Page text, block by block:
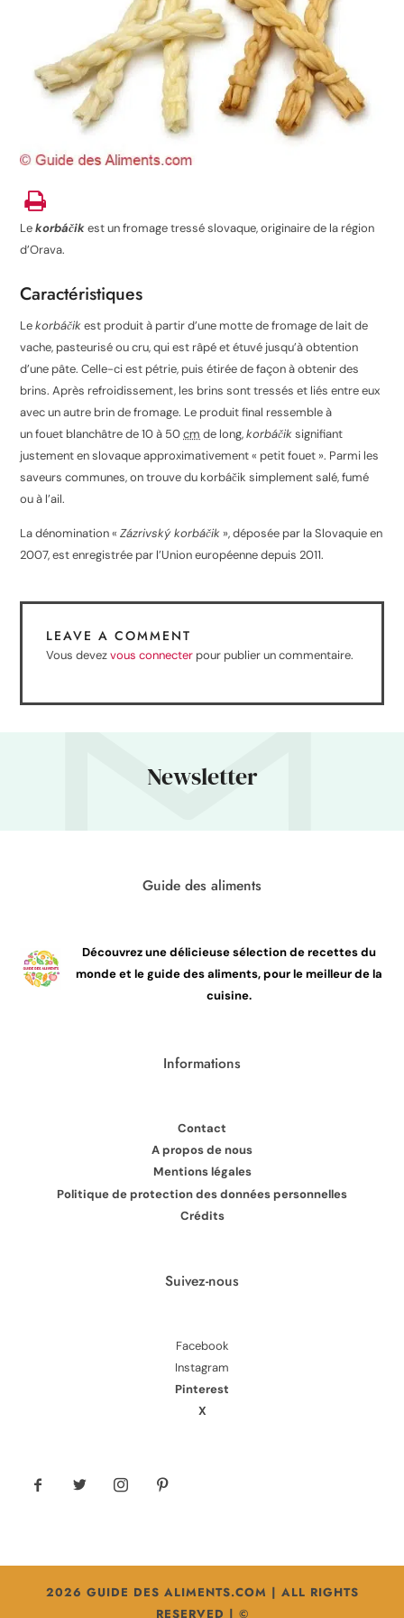
Lekorbáčikest un fromage tressé slovaque, originaire de la région
d’Orava.
Caractéristiques
Lekorbáčikest produit à partir d’une motte de fromage de lait de
vache, pasteurisé ou cru, qui est râpé et étuvé jusqu’à obtention
d’une pâte. Celle-ci est pétrie, puis étirée de façon à obtenir des
brins. Après refroidissement, les brins sont tressés et liés entre eux
avec un autre brin de fromage. Le produit final ressemble à
un fouet blanchâtre de 10 à 50cm de long,korbáčiksignifiant
justement en slovaque approximativement « petit fouet ». Parmi les
saveurs communes, on trouve du korbáčik simplement salé, fumé
ou à l’ail.
La dénomination «Zázrivský korbáčik », déposée par la Slovaquie en
2007, est enregistrée par l’Union européenne depuis 2011.
LEAVE A COMMENT
Vous devezvous connecter pour publier un commentaire.
Newsletter
Guide des aliments
Découvrez une délicieuse sélection de recettes du
monde et le guide des aliments, pour le meilleur de la
cuisine.
Informations
Contact
A propos de nous
Mentions légales
Politique de protection des données personnelles
Crédits
Suivez-nous
Facebook
Instagram
Pinterest
X
2026 GUIDE DES ALIMENTS.COM | ALL RIGHTS
RESERVED | ©